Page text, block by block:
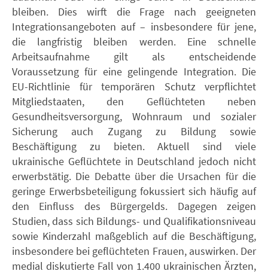
bleiben. Dies wirft die Frage nach geeigneten
Integrationsangeboten auf – insbesondere für jene,
die langfristig bleiben werden. Eine schnelle
Arbeitsaufnahme gilt als entscheidende
Voraussetzung für eine gelingende Integration. Die
EU-Richtlinie für temporären Schutz verpflichtet
Mitgliedstaaten, den Geflüchteten neben
Gesundheitsversorgung, Wohnraum und sozialer
Sicherung auch Zugang zu Bildung sowie
Beschäftigung zu bieten. Aktuell sind viele
ukrainische Geflüchtete in Deutschland jedoch nicht
erwerbstätig. Die Debatte über die Ursachen für die
geringe Erwerbsbeteiligung fokussiert sich häufig auf
den Einfluss des Bürgergelds. Dagegen zeigen
Studien, dass sich Bildungs- und Qualifikationsniveau
sowie Kinderzahl maßgeblich auf die Beschäftigung,
insbesondere bei geflüchteten Frauen, auswirken. Der
medial diskutierte Fall von 1.400 ukrainischen Ärzten,